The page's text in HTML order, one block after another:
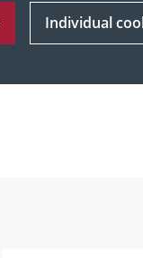
Individual